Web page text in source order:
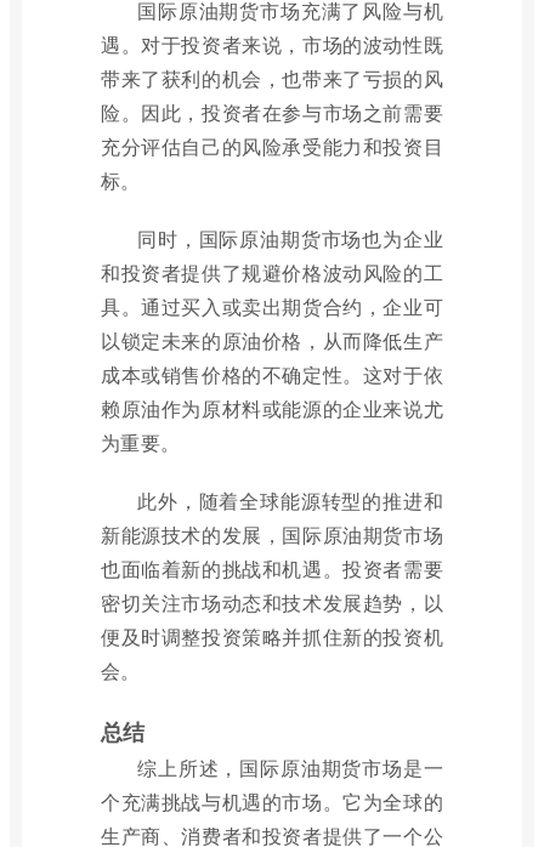
国际原油期货市场充满了风险与机
遇。对于投资者来说，市场的波动性既
带来了获利的机会，也带来了亏损的风
险。因此，投资者在参与市场之前需要
充分评估自己的风险承受能力和投资目
标。
同时，国际原油期货市场也为企业
和投资者提供了规避价格波动风险的工
具。通过买入或卖出期货合约，企业可
以锁定未来的原油价格，从而降低生产
成本或销售价格的不确定性。这对于依
赖原油作为原材料或能源的企业来说尤
为重要。
此外，随着全球能源转型的推进和
新能源技术的发展，国际原油期货市场
也面临着新的挑战和机遇。投资者需要
密切关注市场动态和技术发展趋势，以
便及时调整投资策略并抓住新的投资机
会。
总结
综上所述，国际原油期货市场是一
个充满挑战与机遇的市场。它为全球的
生产商、消费者和投资者提供了一个公